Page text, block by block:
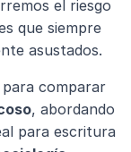
el riesgo
que siempre
asustados.
para comparar
, abordando
para escritura